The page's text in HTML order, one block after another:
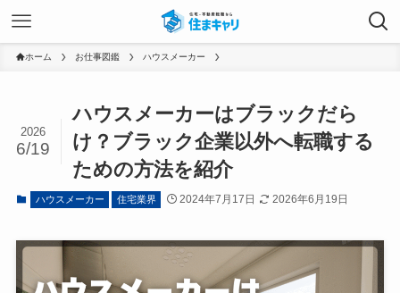
ホーム お仕事図鑑 ハウスメーカー
ハウスメーカーはブラックだら
け？ブラック企業以外へ転職する
ための方法を紹介
2026
6/19
ハウスメーカー 住宅業界 2024年7月17日 2026年6月19日